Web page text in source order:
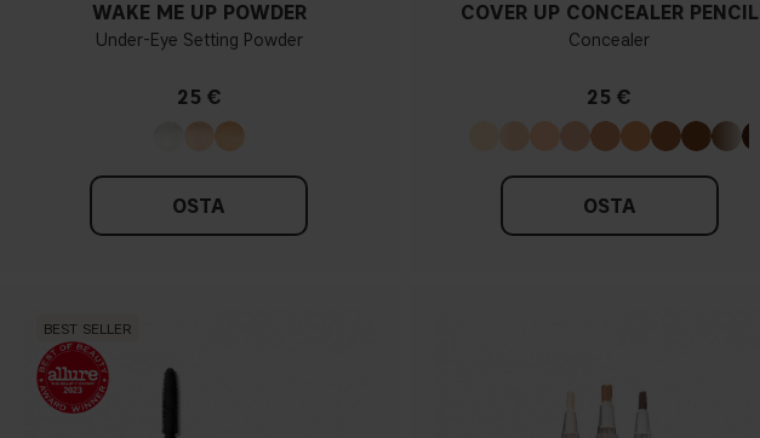
WAKE ME UP POWDER
Under-Eye Setting Powder
25 €
OSTA
COVER UP CONCEALER PENCIL
Concealer
25 €
OSTA
BEST SELLER